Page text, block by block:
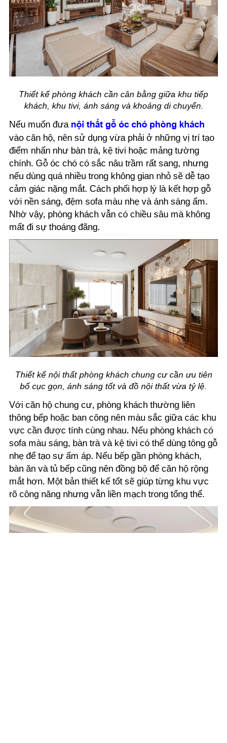
Thiết kế phòng khách cần cân bằng giữa khu tiếp
khách, khu tivi, ánh sáng và khoảng di chuyển.
Nếu muốn đưa nội thất gỗ óc chó phòng khách
vào căn hộ, nên sử dụng vừa phải ở những vị trí tạo
điểm nhấn như bàn trà, kệ tivi hoặc mảng tường
chính. Gỗ óc chó có sắc nâu trầm rất sang, nhưng
nếu dùng quá nhiều trong không gian nhỏ sẽ dễ tạo
cảm giác nặng mắt. Cách phối hợp lý là kết hợp gỗ
với nền sáng, đệm sofa màu nhẹ và ánh sáng ấm.
Nhờ vậy, phòng khách vẫn có chiều sâu mà không
mất đi sự thoáng đãng.
Thiết kế nội thất phòng khách chung cư cần ưu tiên
bố cục gọn, ánh sáng tốt và đồ nội thất vừa tỷ lệ.
Với căn hộ chung cư, phòng khách thường liên
thông bếp hoặc ban công nên màu sắc giữa các khu
vực cần được tính cùng nhau. Nếu phòng khách có
sofa màu sáng, bàn trà và kệ tivi có thể dùng tông gỗ
nhẹ để tạo sự ấm áp. Nếu bếp gần phòng khách,
bàn ăn và tủ bếp cũng nên đồng bộ để căn hộ rộng
mắt hơn. Một bản thiết kế tốt sẽ giúp từng khu vực
rõ công năng nhưng vẫn liền mạch trong tổng thể.